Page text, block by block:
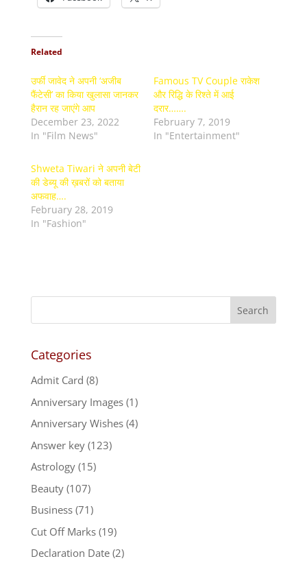
Related
उर्फी जावेद ने अपनी ‘अजीब
फैंटेसी’ का किया खुलासा जानकर
हैरान रह जाएंगे आप
December 23, 2022
In "Film News"
Famous TV Couple राकेश
और रिद्धि के रिश्ते में आई
दरार…….
February 7, 2019
In "Entertainment"
Shweta Tiwari ने अपनी बेटी
की डेब्यू की ख़बरों को बताया
अफवाह….
February 28, 2019
In "Fashion"
Categories
Admit Card (8)
Anniversary Images(1)
Anniversary Wishes(4)
Answer key(123)
Astrology(15)
Beauty(107)
Business(71)
Cut Off Marks(19)
Declaration Date(2)